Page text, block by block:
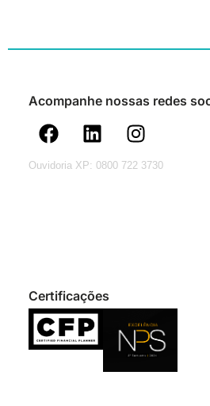
Acompanhe nossas redes
Ouvidoria XP: 0800 722 3730
Certificações